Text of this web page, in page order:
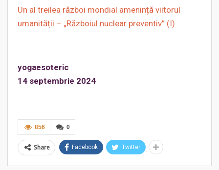
Un al treilea război mondial amenință viitorul
umanității – „Războiul nuclear preventiv” (I)
yogaesoteric
14 septembrie 2024
0
856
Share Facebook Twitter